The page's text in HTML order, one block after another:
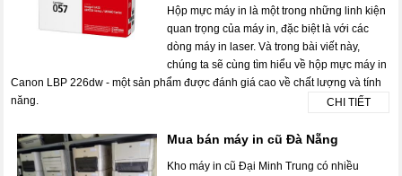
Hộp mực máy in là một trong những linh kiện
quan trọng của máy in, đặc biệt là với các
dòng máy in laser. Và trong bài viết này,
chúng ta sẽ cùng tìm hiểu về hộp mực máy in
Canon LBP 226dw - một sản phẩm được đánh giá cao về chất lượng và tính
năng.
CHI TIẾT
Mua bán máy in cũ Đà Nẵng
Kho máy in cũ Đại Minh Trung có nhiều